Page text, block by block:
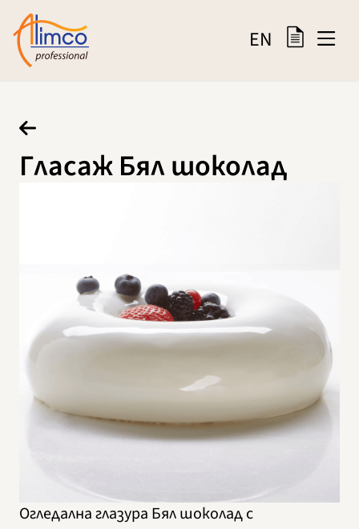
EN
Гласаж Бял шоколад
Огледална глазура Бял шоколад с